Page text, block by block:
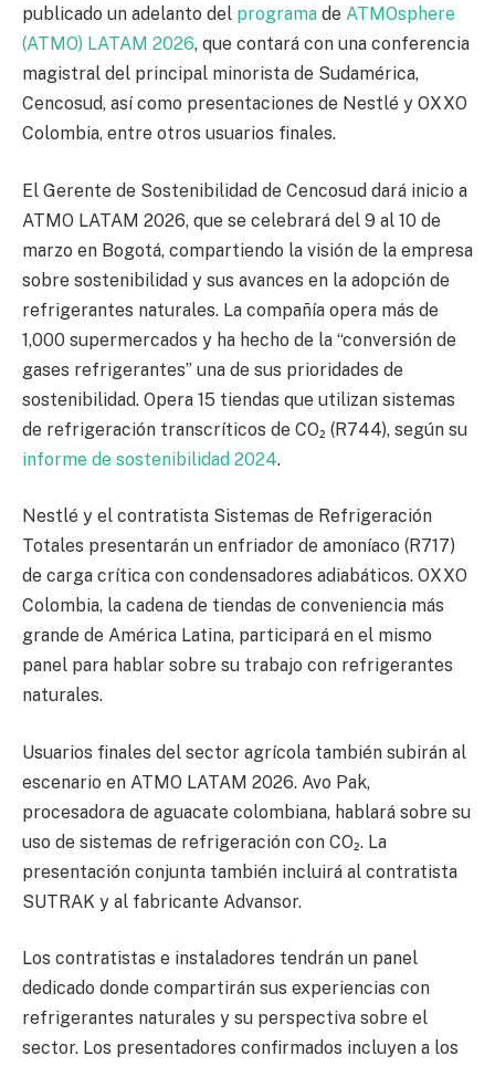
publicado un adelanto del programa de ATMOsphere
(ATMO) LATAM 2026, que contará con una conferencia
magistral del principal minorista de Sudamérica,
Cencosud, así como presentaciones de Nestlé y OXXO
Colombia, entre otros usuarios finales.
El Gerente de Sostenibilidad de Cencosud dará inicio a
ATMO LATAM 2026, que se celebrará del 9 al 10 de
marzo en Bogotá, compartiendo la visión de la empresa
sobre sostenibilidad y sus avances en la adopción de
refrigerantes naturales. La compañía opera más de
1,000 supermercados y ha hecho de la “conversión de
gases refrigerantes” una de sus prioridades de
sostenibilidad. Opera 15 tiendas que utilizan sistemas
de refrigeración transcríticos de CO₂ (R744), según su
informe de sostenibilidad 2024.
Nestlé y el contratista Sistemas de Refrigeración
Totales presentarán un enfriador de amoníaco (R717)
de carga crítica con condensadores adiabáticos. OXXO
Colombia, la cadena de tiendas de conveniencia más
grande de América Latina, participará en el mismo
panel para hablar sobre su trabajo con refrigerantes
naturales.
Usuarios finales del sector agrícola también subirán al
escenario en ATMO LATAM 2026. Avo Pak,
procesadora de aguacate colombiana, hablará sobre su
uso de sistemas de refrigeración con CO₂. La
presentación conjunta también incluirá al contratista
SUTRAK y al fabricante Advansor.
Los contratistas e instaladores tendrán un panel
dedicado donde compartirán sus experiencias con
refrigerantes naturales y su perspectiva sobre el
sector. Los presentadores confirmados incluyen a los